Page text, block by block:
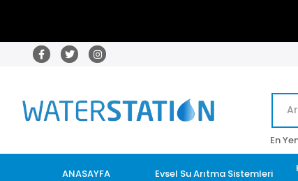
En
ANASAYFA Evsel Su Arıtma Sistemleri